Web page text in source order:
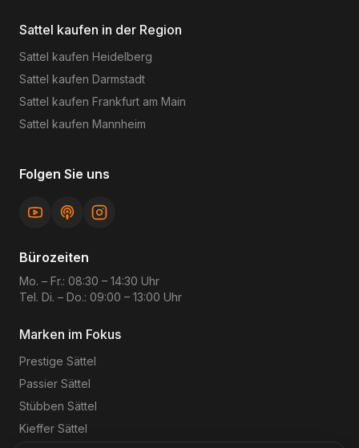
Sattel kaufen in der Region
Sattel kaufen Heidelberg
Sattel kaufen Darmstadt
Sattel kaufen Frankfurt am Main
Sattel kaufen Mannheim
Folgen Sie uns
Bürozeiten
Mo. – Fr.: 08:30 – 14:30 Uhr
Tel. Di. – Do.: 09:00 – 13:00 Uhr
Marken im Fokus
Prestige Sättel
Passier Sättel
Stübben Sättel
Kieffer Sättel